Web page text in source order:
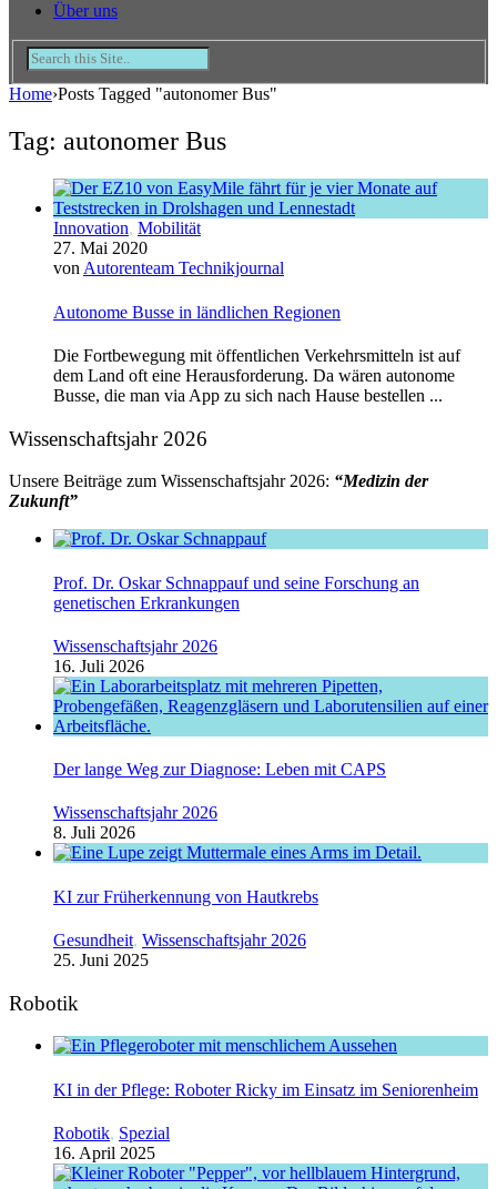
Über uns
Home›Posts Tagged "autonomer Bus"
Tag: autonomer Bus
Innovation, Mobilität
27. Mai 2020
von Autorenteam Technikjournal
Autonome Busse in ländlichen Regionen
Die Fortbewegung mit öffentlichen Verkehrsmitteln ist auf
dem Land oft eine Herausforderung. Da wären autonome
Busse, die man via App zu sich nach Hause bestellen ...
Wissenschaftsjahr 2026
Unsere Beiträge zum Wissenschaftsjahr 2026: “Medizin der
Zukunft”
Prof. Dr. Oskar Schnappauf und seine Forschung an
genetischen Erkrankungen
Wissenschaftsjahr 2026
16. Juli 2026
Der lange Weg zur Diagnose: Leben mit CAPS
Wissenschaftsjahr 2026
8. Juli 2026
KI zur Früherkennung von Hautkrebs
Gesundheit, Wissenschaftsjahr 2026
25. Juni 2025
Robotik
KI in der Pflege: Roboter Ricky im Einsatz im Seniorenheim
Robotik, Spezial
16. April 2025